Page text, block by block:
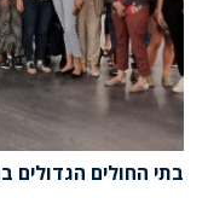
בתי החולים הגדולים